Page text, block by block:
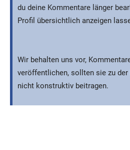
du deine Kommentare länger
Profil übersichtlich anzeigen
Wir behalten uns vor,
veröffentlichen, sollten sie zu
nicht konstruktiv beitragen.